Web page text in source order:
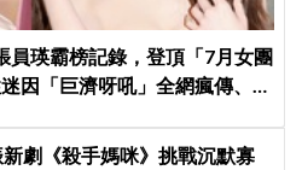
員瑛霸榜記錄，登頂「7月女團
因「巨濟呀吼」全網瘋傳、逆
劇《殺手媽咪》挑戰沉默寡